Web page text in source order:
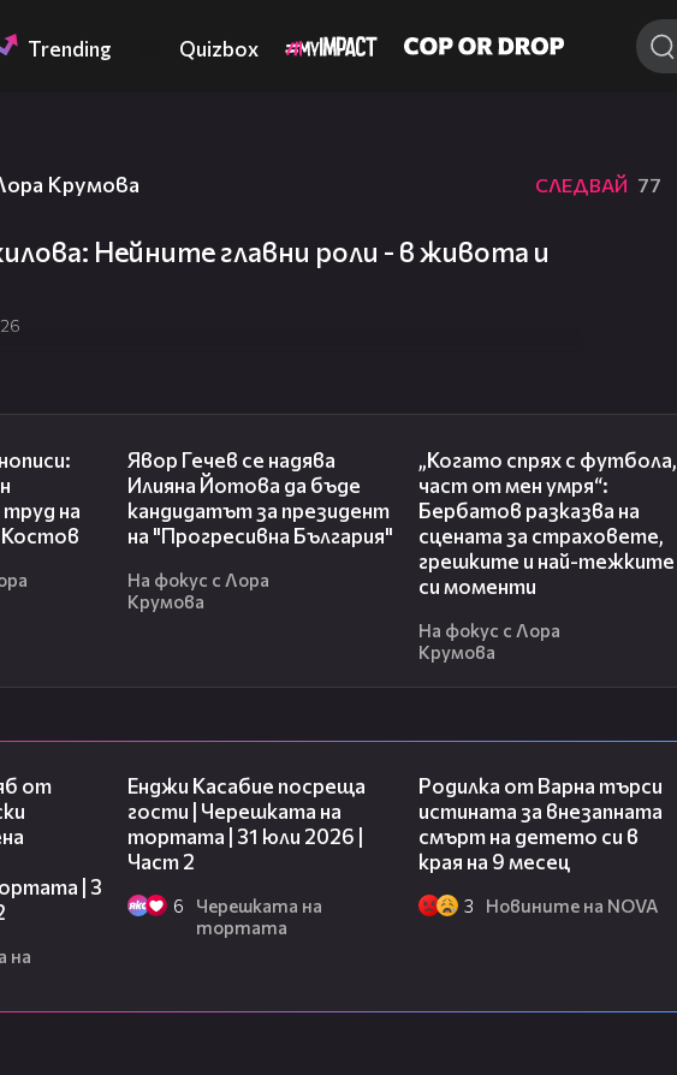
Trending Quizbox
Крумова СЛЕДВАЙ 77
Нейните главни роли - в живота и
на
Костов
Явор Гечев се надява
Илияна Йотова да бъде
кандидатът за президент
на "Прогресивна България"
На фокус с Лора
Крумова
„Когато спрях с футбола,
част от мен умря“:
Бербатов разказва на
сцената за страховете,
грешките и най-тежките
си моменти
На фокус с Лора
Крумова
от
| 3
на
Енджи Касабие посреща
гости | Черешката на
тортата | 31 юли 2026 |
Част 2
6
Черешката на
тортата
Родилка от Варна търси
истината за внезапната
смърт на детето си в
края на 9 месец
3 Новините на NOVA